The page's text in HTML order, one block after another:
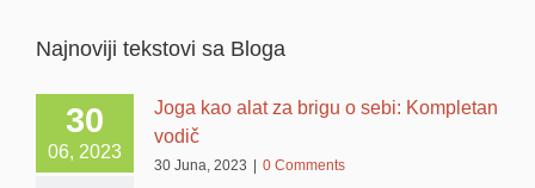
Najnoviji tekstovi sa Bloga
30
06, 2023
Joga kao alat za brigu o sebi: Kompletan
vodič
30 Juna, 2023 | 0 Comments